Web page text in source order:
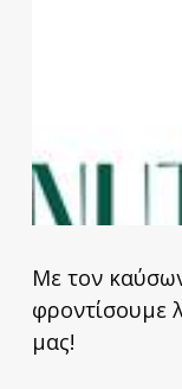
Με τον
φροντίσουμε
μας!